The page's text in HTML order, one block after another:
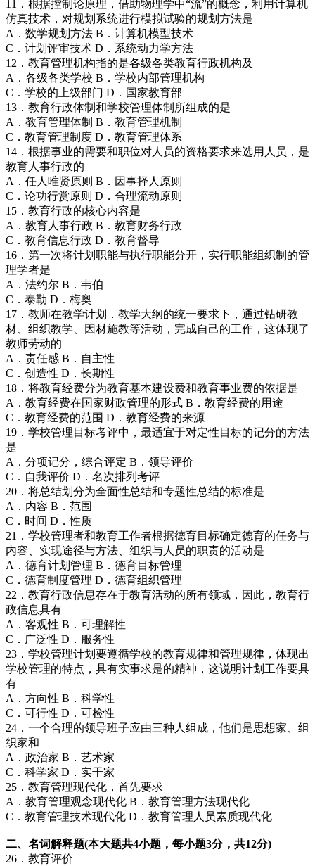
11．根据控制论原理，借助物理学中“流”的概念，利用计算机
仿真技术，对规划系统进行模拟试验的规划方法是
A．数学规划方法 B．计算机模型技术
C．计划评审技术 D．系统动力学方法
12．教育管理机构指的是各级各类教育行政机构及
A．各级各类学校 B．学校内部管理机构
C．学校的上级部门 D．国家教育部
13．教育行政体制和学校管理体制所组成的是
A．教育管理体制 B．教育管理机制
C．教育管理制度 D．教育管理体系
14．根据事业的需要和职位对人员的资格要求来选用人员，是
教育人事行政的
A．任人唯贤原则 B．因事择人原则
C．论功行赏原则 D．合理流动原则
15．教育行政的核心内容是
A．教育人事行政 B．教育财务行政
C．教育信息行政 D．教育督导
16．第一次将计划职能与执行职能分开，实行职能组织制的管
理学者是
A．法约尔 B．韦伯
C．泰勒 D．梅奥
17．教师在教学计划．教学大纲的统一要求下，通过钻研教
材、组织教学、因材施教等活动，完成自己的工作，这体现了
教师劳动的
A．责任感 B．自主性
C．创造性 D．长期性
18．将教育经费分为教育基本建设费和教育事业费的依据是
A．教育经费在国家财政管理的形式 B．教育经费的用途
C．教育经费的范围 D．教育经费的来源
19．学校管理目标考评中，最适宜于对定性目标的记分的方法
是
A．分项记分，综合评定 B．领导评价
C．自我评价 D．名次排列考评
20．将总结划分为全面性总结和专题性总结的标准是
A．内容 B．范围
C．时间 D．性质
21．学校管理者和教育工作者根据德育目标确定德育的任务与
内容、实现途径与方法、组织与人员的职责的活动是
A．德育计划管理 B．德育目标管理
C．德育制度管理 D．德育组织管理
22．教育行政信息存在于教育活动的所有领域，因此，教育行
政信息具有
A．客观性 B．可理解性
C．广泛性 D．服务性
23．学校管理计划要遵循学校的教育规律和管理规律，体现出
学校管理的特点，具有实事求是的精神，这说明计划工作要具
有
A．方向性 B．科学性
C．可行性 D．可检性
24．一个合理的领导班子应由三种人组成，他们是思想家、组
织家和
A．政治家 B．艺术家
C．科学家 D．实干家
25．教育管理现代化，首先要求
A．教育管理观念现代化 B．教育管理方法现代化
C．教育管理技术现代化 D．教育管理人员素质现代化
二、名词解释题(本大题共4小题，每小题3分，共12分)
26．教育评价